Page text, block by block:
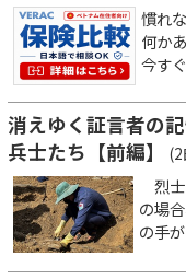
慣れ
何か
今す
消えゆく証言者の
兵士たち【前編】
(2
烈士
の場
の手